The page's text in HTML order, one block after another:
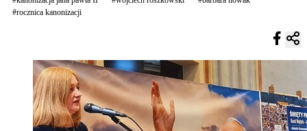
#rocznica kanonizacji